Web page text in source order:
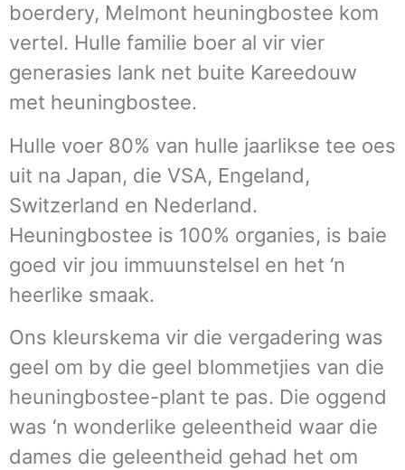
boerdery, Melmont heuningbostee kom
vertel. Hulle familie boer al vir vier
generasies lank net buite Kareedouw
met heuningbostee.
Hulle voer 80% van hulle jaarlikse tee oes
uit na Japan, die VSA, Engeland,
Switzerland en Nederland.
Heuningbostee is 100% organies, is baie
goed vir jou immuunstelsel en het ‘n
heerlike smaak.
Ons kleurskema vir die vergadering was
geel om by die geel blommetjies van die
heuningbostee-plant te pas. Die oggend
was ‘n wonderlike geleentheid waar die
dames die geleentheid gehad het om